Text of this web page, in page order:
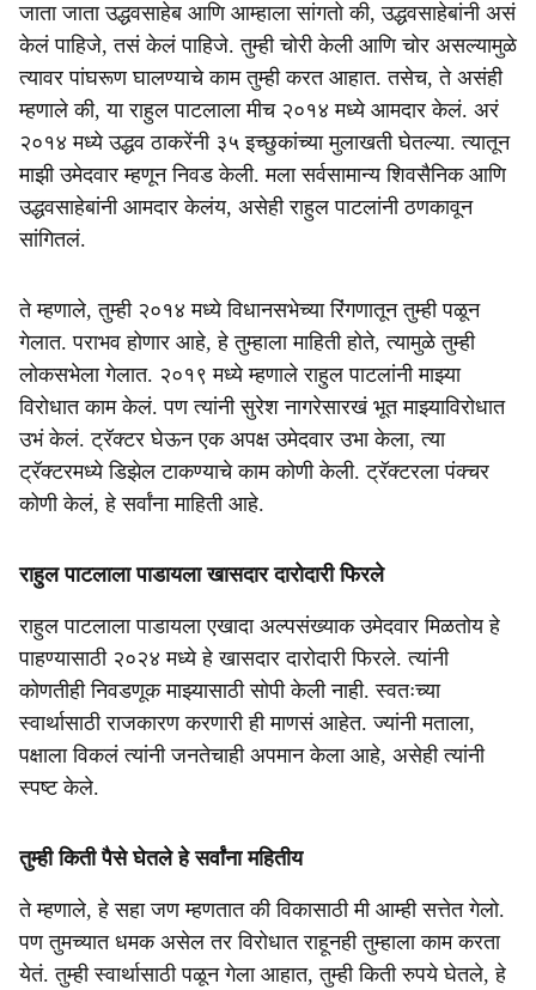
जाता जाता उद्धवसाहेब आणि आम्हाला सांगतो की, उद्धवसाहेबांनी असं
केलं पाहिजे, तसं केलं पाहिजे. तुम्ही चोरी केली आणि चोर असल्यामुळे
त्यावर पांघरूण घालण्याचे काम तुम्ही करत आहात. तसेच, ते असंही
म्हणाले की, या राहुल पाटलाला मीच २०१४ मध्ये आमदार केलं. अरं
२०१४ मध्ये उद्धव ठाकरेंनी ३५ इच्छुकांच्या मुलाखती घेतल्या. त्यातून
माझी उमेदवार म्हणून निवड केली. मला सर्वसामान्य शिवसैनिक आणि
उद्धवसाहेबांनी आमदार केलंय, असेही राहुल पाटलांनी ठणकावून
सांगितलं.
ते म्हणाले, तुम्ही २०१४ मध्ये विधानसभेच्या रिंगणातून तुम्ही पळून
गेलात. पराभव होणार आहे, हे तुम्हाला माहिती होते, त्यामुळे तुम्ही
लोकसभेला गेलात. २०१९ मध्ये म्हणाले राहुल पाटलांनी माझ्या
विरोधात काम केलं. पण त्यांनी सुरेश नागरेसारखं भूत माझ्याविरोधात
उभं केलं. ट्रॅक्टर घेऊन एक अपक्ष उमेदवार उभा केला, त्या
ट्रॅक्टरमध्ये डिझेल टाकण्याचे काम कोणी केली. ट्रॅक्टरला पंक्चर
कोणी केलं, हे सर्वांना माहिती आहे.
राहुल पाटलाला पाडायला खासदार दारोदारी फिरले
राहुल पाटलाला पाडायला एखादा अल्पसंख्याक उमेदवार मिळतोय हे
पाहण्यासाठी २०२४ मध्ये हे खासदार दारोदारी फिरले. त्यांनी
कोणतीही निवडणूक माझ्यासाठी सोपी केली नाही. स्वतःच्या
स्वार्थासाठी राजकारण करणारी ही माणसं आहेत. ज्यांनी मताला,
पक्षाला विकलं त्यांनी जनतेचाही अपमान केला आहे, असेही त्यांनी
स्पष्ट केले.
तुम्ही किती पैसे घेतले हे सर्वांना महितीय
ते म्हणाले, हे सहा जण म्हणतात की विकासाठी मी आम्ही सत्तेत गेलो.
पण तुमच्यात धमक असेल तर विरोधात राहूनही तुम्हाला काम करता
येतं. तुम्ही स्वार्थासाठी पळून गेला आहात, तुम्ही किती रुपये घेतले, हे